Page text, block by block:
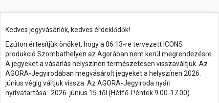
Kedves jegyvásárlók, kedves érdeklődők!
Ezúton értesítjük önöket, hogy a 06.13-re tervezett ICONS
produkció Szombathelyen az Agorában nem kerül megrendezésre.
A jegyeket a vásárlás helyszínén természetesen visszaváltjuk. Az
AGORA-Jegyirodában megvásárolt jegyeket a helyszínen 2026.
június végig váltjuk vissza. Az AGORA-Jegyiroda nyári
nyitvatartása: 2026. június 15-től (Hétfő-Péntek 9.00-17.00)